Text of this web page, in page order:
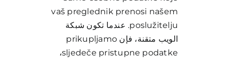
vaš preglednik prenosi našem
poslužitelju. عندما تكون شبكة
الويب متقنة، فإن prikupljamo
sljedeče pristupne podatke،